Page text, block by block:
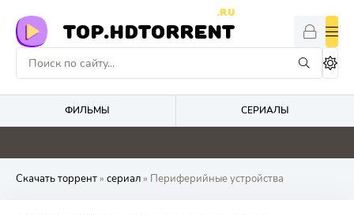
TOP.HDTORRENT
.RU
ФИЛЬМЫ СЕРИАЛЫ
0 0 4.9 4.8
Скачать торрент» сериал» Периферийные устройства